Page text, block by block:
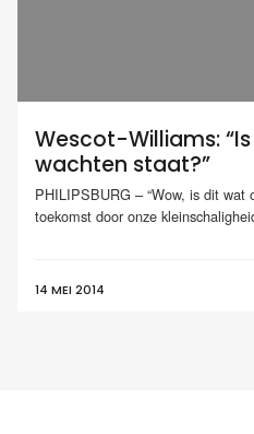
Wescot-Williams:
wachten staat?”
PHILIPSBURG – “Wow, is dit wat
toekomst door onze
14 MEI 2014